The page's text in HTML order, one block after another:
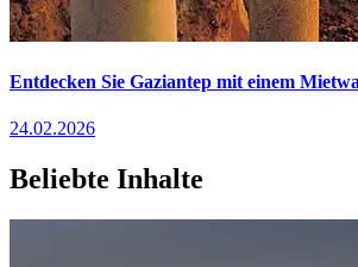
Entdecken Sie Gaziantep mit einem
24.02.2026
Beliebte Inhalte